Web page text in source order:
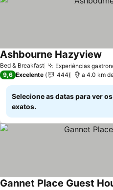
Bed & Breakfast Experiências
Ashbourne Hazyview
9,6 Excelente 444 a 4.0 km
Selecione as datas para ver
exatos.
Gannet Place Guest